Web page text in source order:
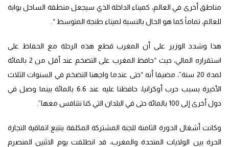
مناطق أخرى في العالم، كميناء الداخلة الذي سيجعل منطقة الساحل بوابة
للعالم، تماماً كما هو الحال بالنسبة لميناء طنجة المتوسط “.
هذا وشدد الوزير على أن المغرب قطع هذه الرحلة مع الحفاظ على
استقراره المالي، حيث “حافظ المغرب على التضخم عند أقل من 2 بالمائة
لمدة 20 سنة”، مضيفا أنه “حتى عندما واجهنا التضخم في السنوات الثلاث
الأخيرة بسبب حرب أوكرانيا، حافظنا عليه عند 6.6 بالمائة بينما وصل في
دول أخرى إلى 100 بالمائة حتى في البلدان التي كنا نتنافس معها”.
وكانت أشغال الدورة الثامنة للجنة المشتركة المكلفة بتتبع اتفاقية التجارة
الحرة بين الولايات المتحدة والمغرب، قد انطلقت يوم الاثنين المنصرم